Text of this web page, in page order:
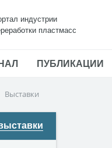
индустрии
пластмасс
ПУБЛИКАЦИИ
Выставки